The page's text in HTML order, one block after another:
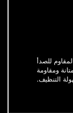
للصدأ
ومقاومة
التنظيف.